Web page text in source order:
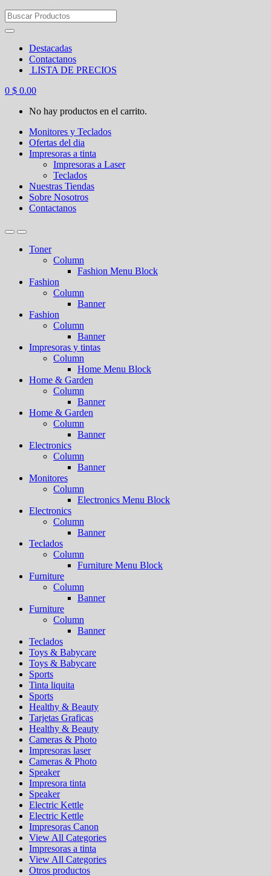
Search
for:
Destacadas
Contactanos
LISTA DE PRECIOS
0 $ 0.00
No hay productos en el carrito.
Monitores y Teclados
Ofertas del dia
Impresoras a tinta
Impresoras a Laser
Teclados
Nuestras Tiendas
Sobre Nosotros
Contactanos
Toner
Column
Fashion Menu Block
Fashion
Column
Banner
Fashion
Column
Banner
Impresoras y tintas
Column
Home Menu Block
Home & Garden
Column
Banner
Home & Garden
Column
Banner
Electronics
Column
Banner
Monitores
Column
Electronics Menu Block
Electronics
Column
Banner
Teclados
Column
Furniture Menu Block
Furniture
Column
Banner
Furniture
Column
Banner
Teclados
Toys & Babycare
Toys & Babycare
Sports
Tinta liquita
Sports
Healthy & Beauty
Tarjetas Graficas
Healthy & Beauty
Cameras & Photo
Impresoras laser
Cameras & Photo
Speaker
Impresora tinta
Speaker
Electric Kettle
Electric Kettle
Impresoras Canon
View All Categories
Impresoras a tinta
View All Categories
Otros productos